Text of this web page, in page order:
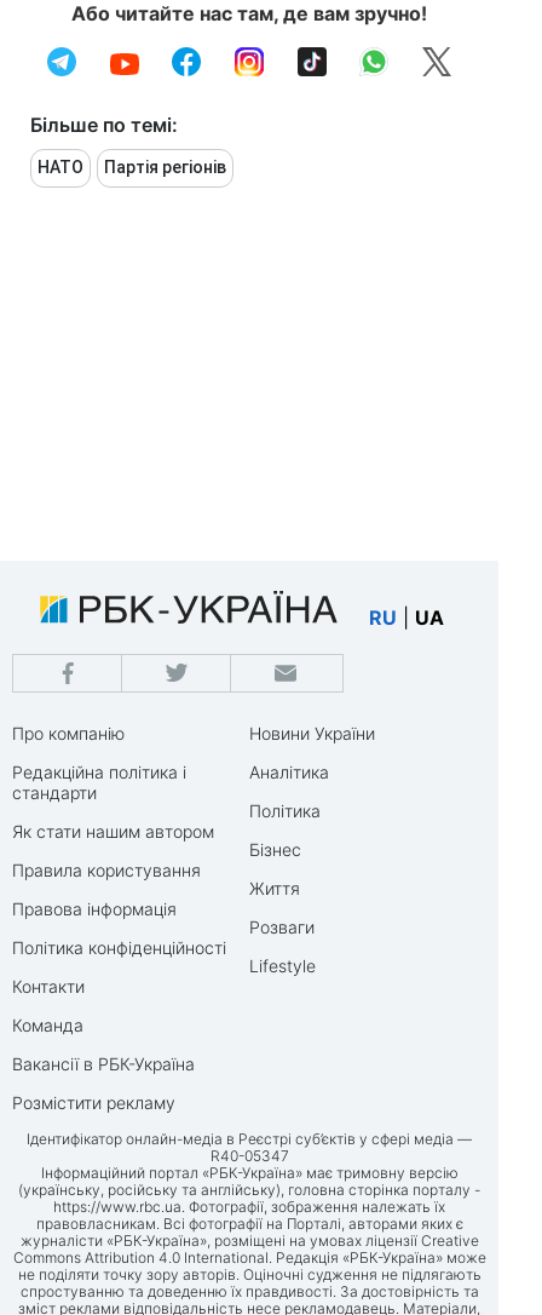
Або читайте нас там, де вам зручно!
Більше по темі:
НАТО Партія регіонів
RU UA
Про компанію
Редакційна політика і
стандарти
Як стати нашим автором
Правила користування
Правова інформація
Політика конфіденційності
Контакти
Команда
Вакансії в РБК-Україна
Розмістити рекламу
Новини України
Аналітика
Політика
Бізнес
Життя
Розваги
Lifestyle
Ідентифікатор онлайн-медіа в Реєстрі суб’єктів у сфері медіа —
R40-05347
Інформаційний портал «РБК-Україна» має тримовну версію
(українську, російську та англійську), головна сторінка порталу -
https://www.rbc.ua. Фотографії, зображення належать їх
правовласникам. Всі фотографії на Порталі, авторами яких є
журналісти «РБК-Україна», розміщені на умовах ліцензії Creative
Commons Attribution 4.0 International. Редакція «РБК-Україна» може
не поділяти точку зору авторів. Оціночні судження не підлягають
спростуванню та доведенню їх правдивості. За достовірність та
зміст реклами відповідальність несе рекламодавець. Матеріали,